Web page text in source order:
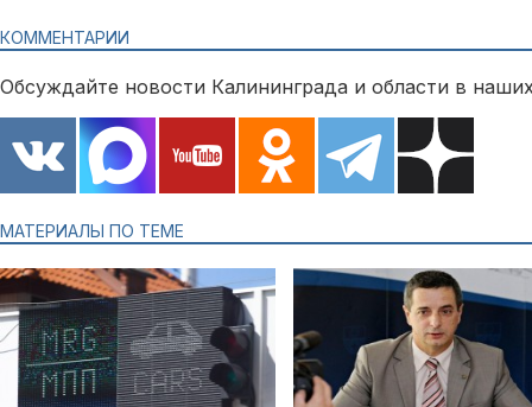
КОММЕНТАРИИ
Обсуждайте новости Калининграда и области в
МАТЕРИАЛЫ ПО ТЕМЕ